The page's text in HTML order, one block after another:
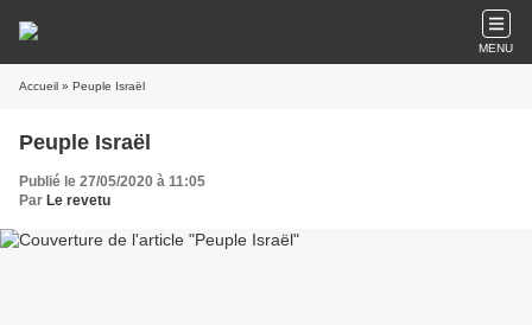
MENU
Accueil » Peuple Israël
Peuple Israël
Publié le 27/05/2020 à 11:05
Par Le revetu